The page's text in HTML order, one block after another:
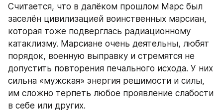
Считается, что в далёком прошлом Марс был
заселён цивилизацией воинственных марсиан,
которая тоже подверглась радиационному
катаклизму. Марсиане очень деятельны, любят
порядок, военную выправку и стремятся не
допустить повторения печального исхода. У них
сильна «мужская» энергия решимости и силы,
им сложно терпеть любое проявление слабости
в себе или других.